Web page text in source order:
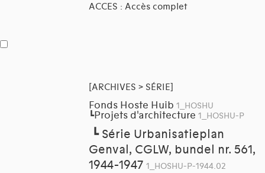
ACCES : Accès complet
[ARCHIVES > SÉRIE]
Fonds Hoste Huib 1_HOSHU
┗Projets d'architecture 1_HOSHU-P
┗ Série Urbanisatieplan
Genval, CGLW, bundel nr. 561,
1944-1947 1_HOSHU-P-1944.02